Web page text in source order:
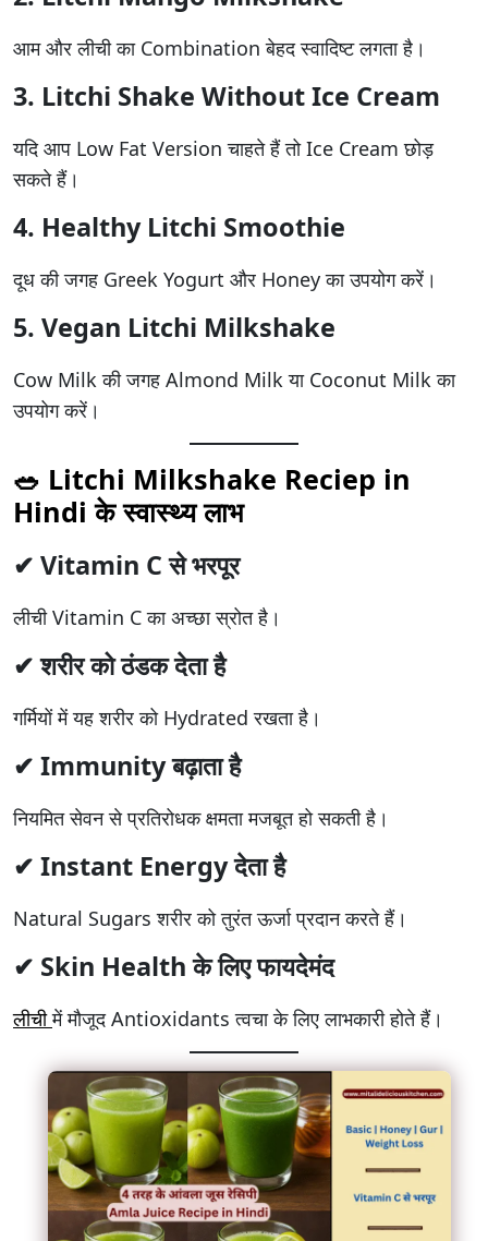
आम और लीची का Combination बेहद स्वादिष्ट लगता है।
3. Litchi Shake Without Ice Cream
यदि आप Low Fat Version चाहते हैं तो Ice Cream छोड़
सकते हैं।
4. Healthy Litchi Smoothie
दूध की जगह Greek Yogurt और Honey का उपयोग करें।
5. Vegan Litchi Milkshake
Cow Milk की जगह Almond Milk या Coconut Milk का
उपयोग करें।
🥗 Litchi Milkshake Reciep in
Hindi के स्वास्थ्य लाभ
✔ Vitamin C से भरपूर
लीची Vitamin C का अच्छा स्रोत है।
✔ शरीर को ठंडक देता है
गर्मियों में यह शरीर को Hydrated रखता है।
✔ Immunity बढ़ाता है
नियमित सेवन से प्रतिरोधक क्षमता मजबूत हो सकती है।
✔ Instant Energy देता है
Natural Sugars शरीर को तुरंत ऊर्जा प्रदान करते हैं।
✔ Skin Health के लिए फायदेमंद
लीचीमें मौजूद Antioxidants त्वचा के लिए लाभकारी होते हैं।